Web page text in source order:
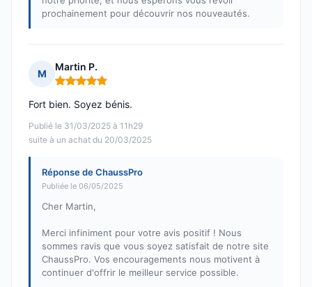
prochainement pour découvrir nos nouveautés.
M
Martin P.
Note : 5 sur 5
Publié le 31/03/2025 à 11h29
suite à un achat du 20/03/2025
Fort bien. Soyez bénis.
Réponse de ChaussPro
Publiée le 06/05/2025
Cher Martin,
Merci infiniment pour votre avis positif ! Nous
sommes ravis que vous soyez satisfait de notre site
ChaussPro. Vos encouragements nous motivent à
continuer d'offrir le meilleur service possible.